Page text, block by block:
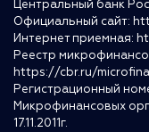
Центральный банк
Официальный сайт:
Интернет приемная:
Реестр
https://cbr.ru/
Регистрационный
Микрофинансовых
17.11.2011г.